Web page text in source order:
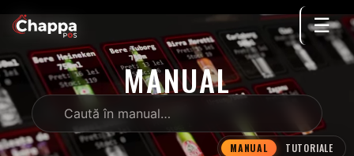
☰
MANUAL
MANUAL TUTORIALE